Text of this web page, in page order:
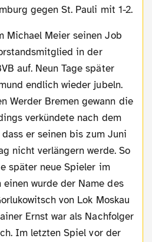
gegen St. Pauli mit 1-2.
in der
auf. Neun Tage später
endlich wieder jubeln.
Werder Bremen gewann die
verkündete nach dem
er seinen bis zum Juni
nicht verlängern werde. So
später neue Spieler im
einen wurde der Name des
von Lok Moskau
Ernst war als Nachfolger
Im letzten Spiel vor der